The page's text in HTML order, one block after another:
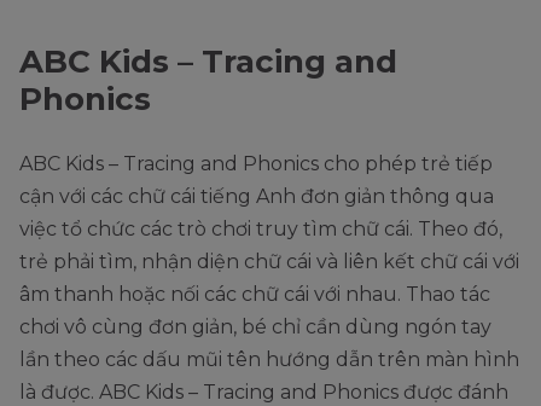
ABC Kids – Tracing and
Phonics
ABC Kids – Tracing and Phonics cho phép trẻ tiếp
cận với các chữ cái tiếng Anh đơn giản thông qua
việc tổ chức các trò chơi truy tìm chữ cái. Theo đó,
trẻ phải tìm, nhận diện chữ cái và liên kết chữ cái với
âm thanh hoặc nối các chữ cái với nhau. Thao tác
chơi vô cùng đơn giản, bé chỉ cần dùng ngón tay
lần theo các dấu mũi tên hướng dẫn trên màn hình
là được. ABC Kids – Tracing and Phonics được đánh